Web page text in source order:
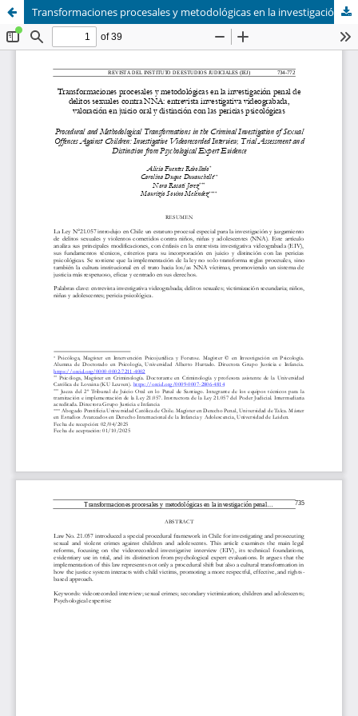
Transformaciones procesales y metodológicas en la investigación penal de delitos sexuales contra NNA: